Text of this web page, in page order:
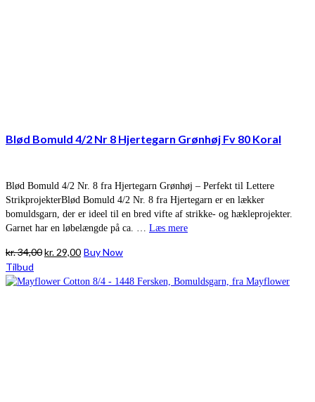
Blød Bomuld 4/2 Nr 8 Hjertegarn Grønhøj Fv 80 Koral
Blød Bomuld 4/2 Nr. 8 fra Hjertegarn Grønhøj – Perfekt til Lettere
StrikprojekterBlød Bomuld 4/2 Nr. 8 fra Hjertegarn er en lækker
bomuldsgarn, der er ideel til en bred vifte af strikke- og hækleprojekter.
Garnet har en løbelængde på ca. … Læs mere
kr.34,00Den
pris
kr. 29,00Den
pris
Buy Now
Tilbud